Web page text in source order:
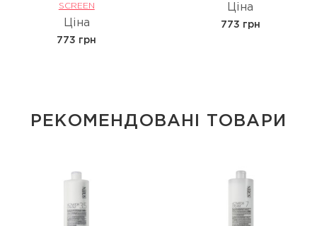
SCREEN
Ціна
773 грн
Ціна
773 грн
РЕКОМЕНДОВАНІ ТОВАРИ